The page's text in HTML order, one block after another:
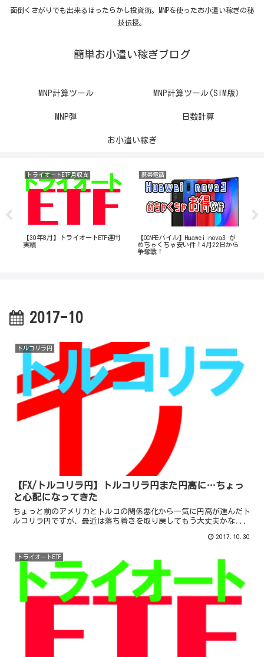
面倒くさがりでも出来るほったらかし投資術。MNPを使ったお小遣い稼ぎの秘
技伝授。
簡単お小遣い稼ぎブログ
MNP計算ツール MNP計算ツール(SIM版）
MNP弾 日数計算
お小遣い稼ぎ
トライオートETF月収支
【30年8月】トライオートETF運用
実績
携帯電話
【OCNモバイル】Huawei nova3 が
めちゃくちゃ安い件！4月22日から
争奪戦！
2017-10
トルコリラ円
【FX/トルコリラ円】トルコリラ円また円高に…ちょっ
と心配になってきた
ちょっと前のアメリカとトルコの関係悪化から一気に円高が進んだト
ルコリラ円ですが、最近は落ち着きを取り戻してもう大丈夫かな...
2017.10.30
トライオートETF